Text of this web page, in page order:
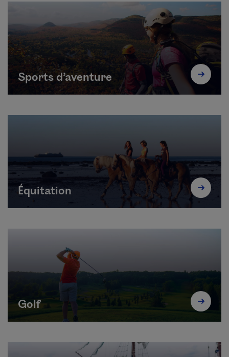
Sports d’aventure
Équitation
Golf